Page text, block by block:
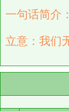
一句话简介
立意：我们